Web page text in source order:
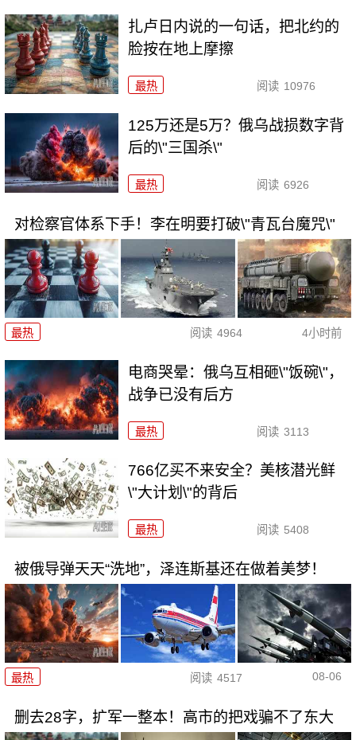
扎卢日内说的一句话，把北约的
脸按在地上摩擦
最热 阅读 10976
125万还是5万？俄乌战损数字背
后的\"三国杀\"
最热 阅读 6926
对检察官体系下手！李在明要打破\"青瓦台魔咒\"
最热 阅读 4964 4小时前
电商哭晕：俄乌互相砸\"饭碗\"，
战争已没有后方
最热 阅读 3113
766亿买不来安全？美核潜光鲜
\"大计划\"的背后
最热 阅读 5408
被俄导弹天天“洗地”，泽连斯基还在做着美梦！
最热 阅读 4517 08-06
删去28字，扩军一整本！高市的把戏骗不了东大